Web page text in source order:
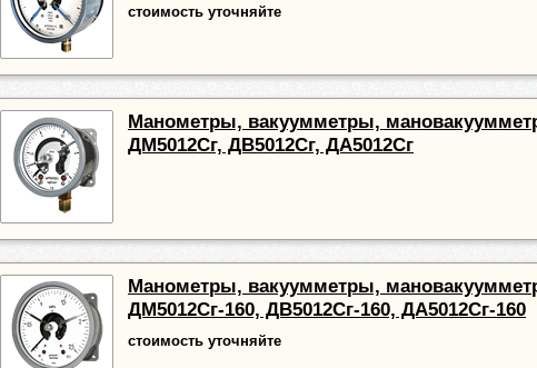
стоимость уточняйте
Манометры, вакуумметры,
ДМ5012Сг, ДВ5012Сг, ДА5012Сг
Манометры, вакуумметры,
ДМ5012Сг-160, ДВ5012Сг-160, ДА5012Сг-160
стоимость уточняйте